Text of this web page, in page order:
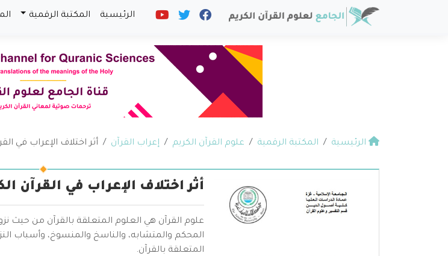
الرئيسية المكتبة الرقمية
الرئيسية المكتبة الرقمية علوم القرآن الكريم إعراب القرآن أثر اختلاف الإعراب في
أثر اختلاف الإعراب في
علوم القرآن هي العلوم المتعلقة بالقرآن من حيث
المحكم والمتشابه، والناسخ والمنسوخ، وأسباب
المتعلقة بالقرآن.